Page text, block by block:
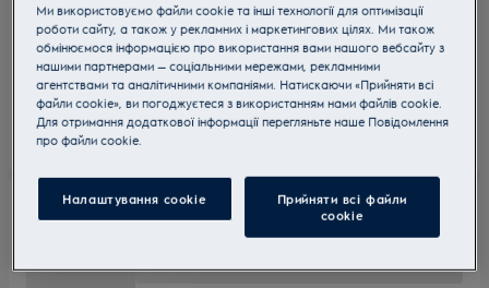
Ми використовуємо файли cookie та інші технології для оптимізації
роботи сайту, а також у рекламних і маркетингових цілях. Ми також
обмінюємося інформацією про використання вами нашого вебсайту з
нашими партнерами — соціальними мережами, рекламними
агентствами та аналітичними компаніями. Натискаючи «Прийняти всі
файли cookie», ви погоджуєтеся з використанням нами файлів cookie.
Для отримання додаткової інформації перегляньте наше Пoвідомлення
прo файли cookie.
Налаштування cookie
Прийняти всі файли
сookie